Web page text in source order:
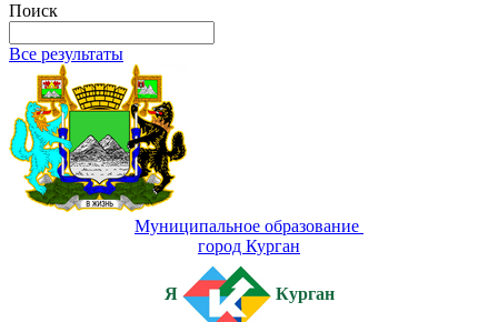
Поиск
Все результаты
Муниципальное образование
город Курган
Я Курган